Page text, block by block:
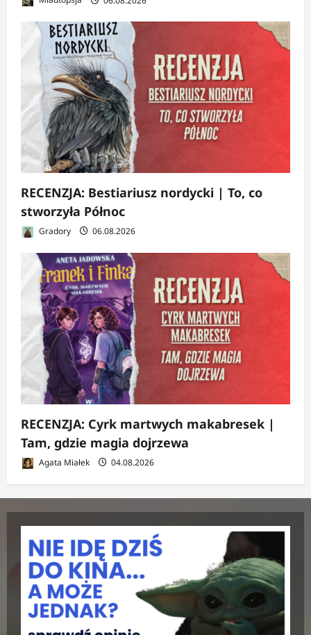
RECENZJA: Bestiariusz nordycki | To, co
stworzyła Północ
Gradory 06.08.2026
RECENZJA: Cyrk martwych makabresek |
Tam, gdzie magia dojrzewa
Agata Miałek 04.08.2026